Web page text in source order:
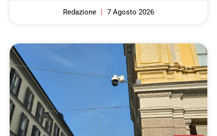
Redazione 7 Agosto 2026